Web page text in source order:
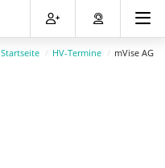
Startseite HV-Termine mVise AG